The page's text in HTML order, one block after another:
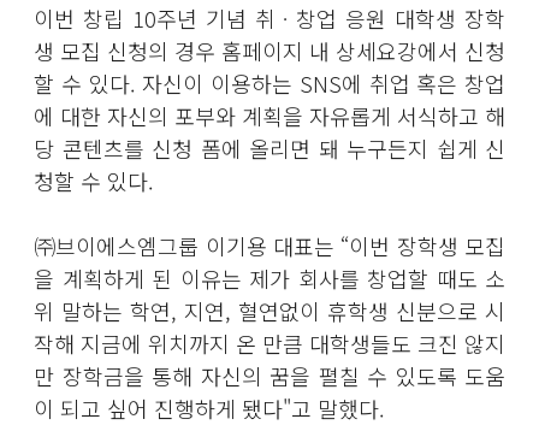
이번 창립 10주년 기념 취ㆍ창업 응원 대학생 장학
생 모집 신청의 경우 홈페이지 내 상세요강에서 신청
할 수 있다. 자신이 이용하는 SNS에 취업 혹은 창업
에 대한 자신의 포부와 계획을 자유롭게 서식하고 해
당 콘텐츠를 신청 폼에 올리면 돼 누구든지 쉽게 신
청할 수 있다.
㈜브이에스엠그룹 이기용 대표는 “이번 장학생 모집
을 계획하게 된 이유는 제가 회사를 창업할 때도 소
위 말하는 학연, 지연, 혈연없이 휴학생 신분으로 시
작해 지금에 위치까지 온 만큼 대학생들도 크진 않지
만 장학금을 통해 자신의 꿈을 펼칠 수 있도록 도움
이 되고 싶어 진행하게 됐다"고 말했다.